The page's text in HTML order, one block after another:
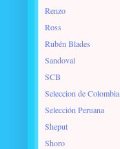
Renzo
Ross
Rubén Blades
Sandoval
SCB
Seleccion de Colombia
Selección Peruana
Sheput
Shoro